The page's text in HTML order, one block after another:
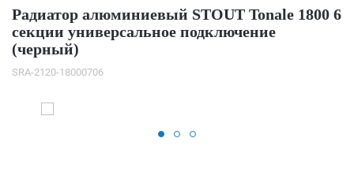
Радиатор алюминиевый STOUT Tonale 1800 6
секции универсальное подключение
(черный)
SRA-2120-18000706